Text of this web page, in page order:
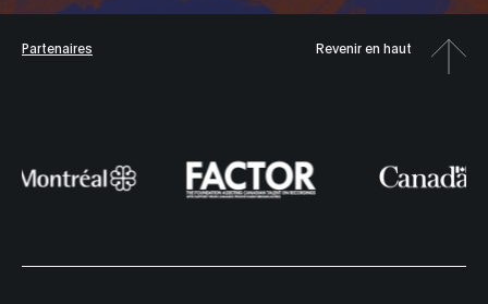
Partenaires Revenir en haut